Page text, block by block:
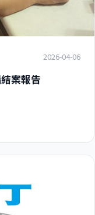
2026-04-06
案報告